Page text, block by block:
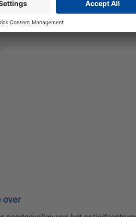
over